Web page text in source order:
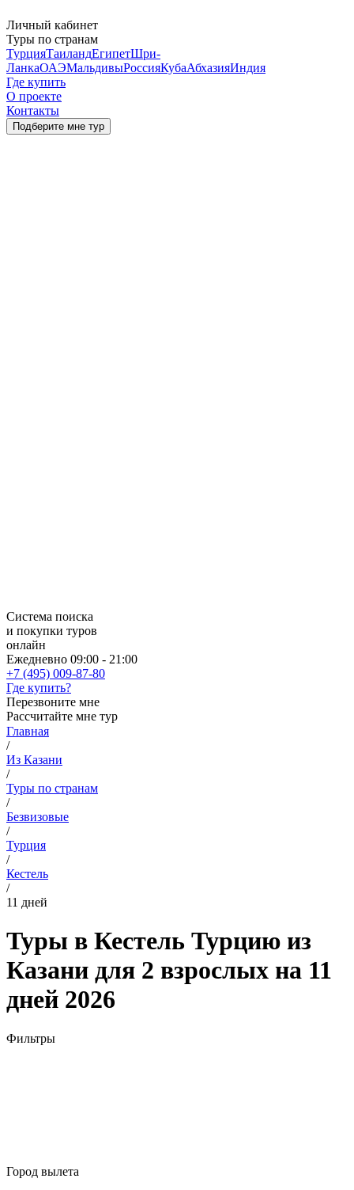
Личный кабинет
Туры по странам
ТурцияТаиландЕгипетШри-
ЛанкаОАЭМальдивыРоссияКубаАбхазияИндия
Где купить
О проекте
Контакты
Подберите мне тур
Система поиска
и покупки туров
онлайн
Ежедневно 09:00 - 21:00
+7 (495) 009-87-80
Где купить?
Перезвоните мне
Рассчитайте мне тур
Главная
/
Из Казани
/
Туры по странам
/
Безвизовые
/
Турция
/
Кестель
/
11 дней
Туры в Кестель Турцию из
Казани для 2 взрослых на 11
дней 2026
Фильтры
Город вылета